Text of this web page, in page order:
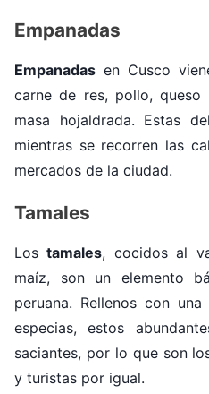
Empanadas
Empanadas en Cusco
carne de res, pollo, queso
masa hojaldrada. Estas
mientras se recorren las
mercados de la ciudad.
Tamales
Lostamales, cocidos al
maíz, son un elemento
peruana. Rellenos con
especias, estos
saciantes, por lo que son
y turistas por igual.